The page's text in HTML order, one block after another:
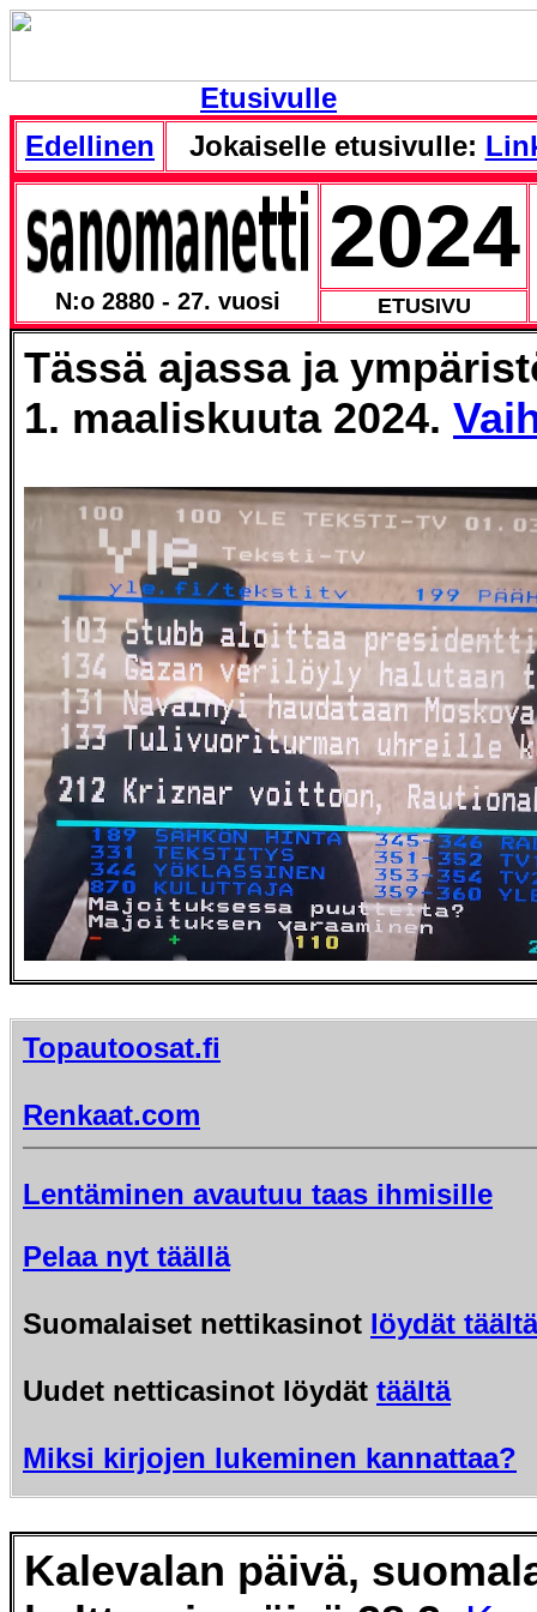
Etusivulle
Edellinen
Jokaiselle etusivulle:
N:o 2880 - 27. vuosi
2024
ETUSIVU
Tässä ajassa ja
1. maaliskuuta 2024.
Topautoosat.fi
Renkaat.com
Lentäminen avautuu taas ihmisille
Pelaa nyt täällä
Suomalaiset nettikasinot löydät täältä
Uudet netticasinot löydät täältä
Miksi kirjojen lukeminen kannattaa?
Kalevalan päivä,